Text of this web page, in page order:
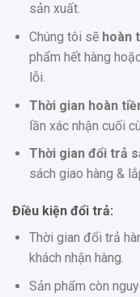
sản xuất.
Chúng tôi sẽ hoàn
phẩm hết hàng
lỗi.
Thời gian hoàn
lần xác nhận cuối
Thời gian đổi trả
sách giao hàng &
Điều kiện đổi trả:
Thời gian đổi trả
khách nhận hàng.
Sản phẩm còn